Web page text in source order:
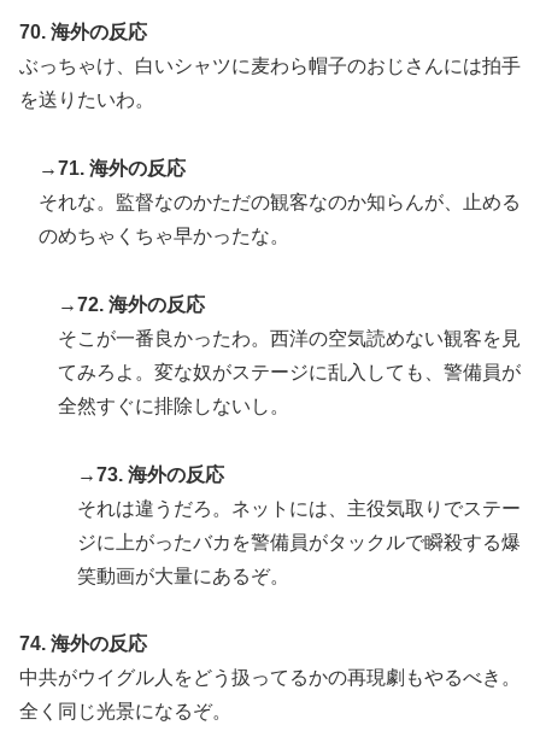
70. 海外の反応
ぶっちゃけ、白いシャツに麦わら帽子のおじさんには拍手
を送りたいわ。
→71. 海外の反応
それな。監督なのかただの観客なのか知らんが、止める
のめちゃくちゃ早かったな。
→72. 海外の反応
そこが一番良かったわ。西洋の空気読めない観客を見
てみろよ。変な奴がステージに乱入しても、警備員が
全然すぐに排除しないし。
→73. 海外の反応
それは違うだろ。ネットには、主役気取りでステー
ジに上がったバカを警備員がタックルで瞬殺する爆
笑動画が大量にあるぞ。
74. 海外の反応
中共がウイグル人をどう扱ってるかの再現劇もやるべき。
全く同じ光景になるぞ。